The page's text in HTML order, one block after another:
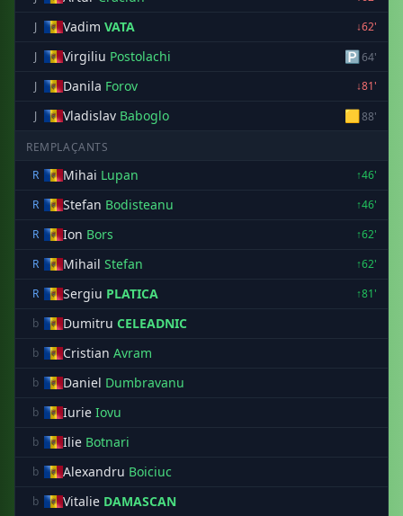
J
Vadim VATA
↓62'
J
Virgiliu Postolachi 🅿64'
J
Danila Forov
↓81'
J
Vladislav Baboglo 🟨88'
REMPLAÇANTS
R
Mihai Lupan
↑46'
R
Stefan Bodisteanu
↑46'
R
Ion Bors
↑62'
R
Mihail Stefan
↑62'
R
Sergiu PLATICA
↑81'
b
Dumitru CELEADNIC
b Cristian Avram
b Daniel Dumbravanu
b Iurie Iovu
b Ilie Botnari
b Alexandru Boiciuc
b Vitalie DAMASCAN